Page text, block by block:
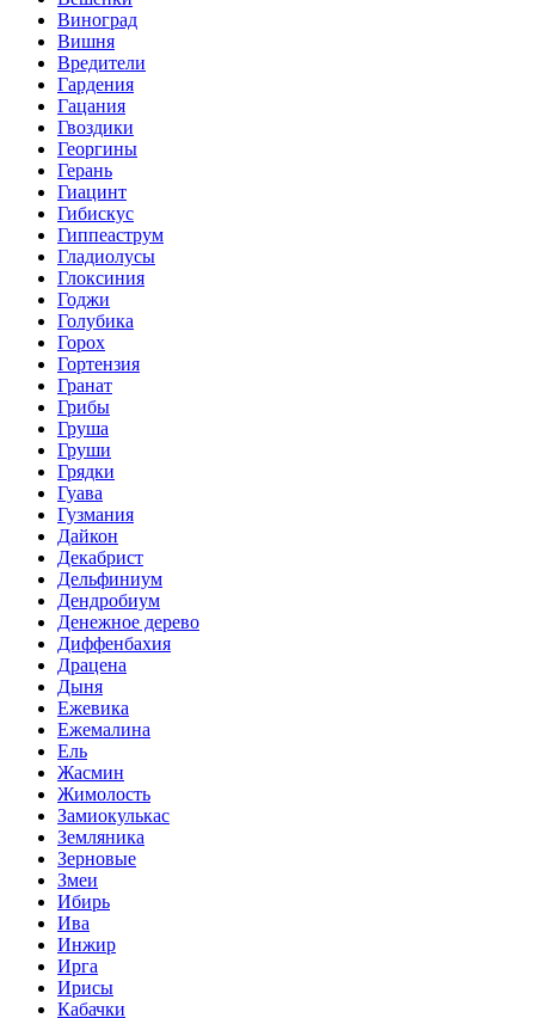
Виноград
Вишня
Вредители
Гардения
Гацания
Гвоздики
Георгины
Герань
Гиацинт
Гибискус
Гиппеаструм
Гладиолусы
Глоксиния
Годжи
Голубика
Горох
Гортензия
Гранат
Грибы
Груша
Груши
Грядки
Гуава
Гузмания
Дайкон
Декабрист
Дельфиниум
Дендробиум
Денежное дерево
Диффенбахия
Драцена
Дыня
Ежевика
Ежемалина
Ель
Жасмин
Жимолость
Замиокулькас
Земляника
Зерновые
Змеи
Ибирь
Ива
Инжир
Ирга
Ирисы
Кабачки